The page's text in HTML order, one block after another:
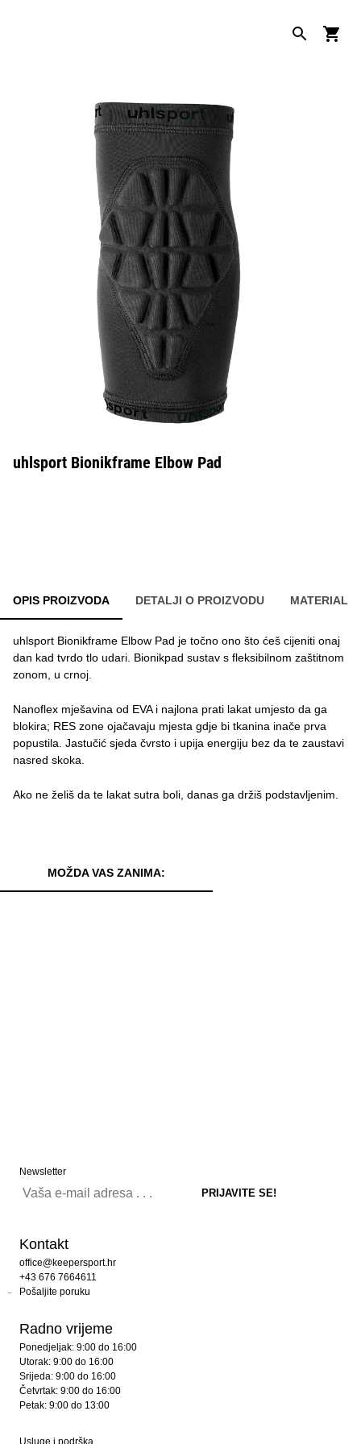
uhlsport Bionikframe Elbow Pad
OPIS PROIZVODA DETALJI O PROIZVODU MATERIAL
uhlsport Bionikframe Elbow Pad je točno ono što ćeš cijeniti onaj
dan kad tvrdo tlo udari. Bionikpad sustav s fleksibilnom zaštitnom
zonom, u crnoj.
Nanoflex mješavina od EVA i najlona prati lakat umjesto da ga
blokira; RES zone ojačavaju mjesta gdje bi tkanina inače prva
popustila. Jastučić sjeda čvrsto i upija energiju bez da te zaustavi
nasred skoka.
Ako ne želiš da te lakat sutra boli, danas ga držiš podstavljenim.
MOŽDA VAS ZANIMA:
Newsletter
Kontakt
office@keepersport.hr
+43 676 7664611
Pošaljite poruku
Radno vrijeme
Ponedjeljak: 9:00 do 16:00
Utorak: 9:00 do 16:00
Srijeda: 9:00 do 16:00
Četvrtak: 9:00 do 16:00
Petak: 9:00 do 13:00
Usluge i podrška